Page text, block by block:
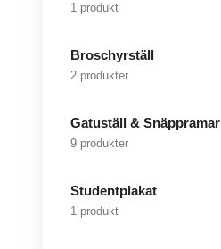
1 produkt
Broschyrställ
2 produkter
Gatuställ & Snäppramar
9 produkter
Studentplakat
1 produkt